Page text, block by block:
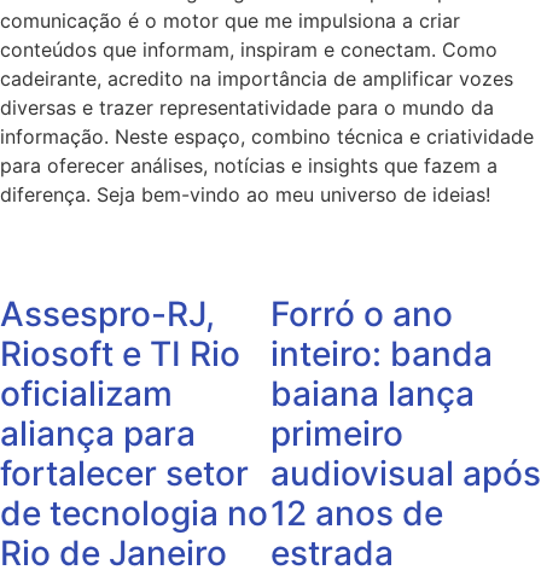
comunicação é o motor que me impulsiona a criar
conteúdos que informam, inspiram e conectam. Como
cadeirante, acredito na importância de amplificar vozes
diversas e trazer representatividade para o mundo da
informação. Neste espaço, combino técnica e criatividade
para oferecer análises, notícias e insights que fazem a
diferença. Seja bem-vindo ao meu universo de ideias!
Assespro-RJ,
Riosoft e TI Rio
oficializam
aliança para
fortalecer setor
de tecnologia no
Rio de Janeiro
Forró o ano
inteiro: banda
baiana lança
primeiro
audiovisual após
12 anos de
estrada